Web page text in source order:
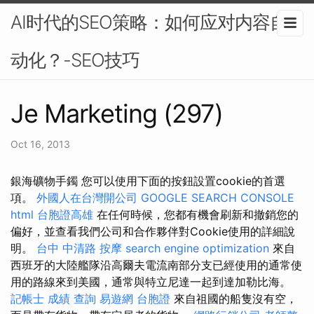
AI时代的SEO策略：如何应对内容自
动化？-SEO技巧
Je Marketing (297)
Oct 16, 2013
銀海礦物手鐲 您可以使用下面的按鈕設置cookie的首選
項。 外國人在台灣開公司 GOOGLE SEARCH CONSOLE
html 台胞證高雄 在任何時候，您都有機會刷新和撤銷您的
偏好，並查看我們公司和合作夥伴對Cookie使用的詳細說
明。 台中 中清路 按摩 search engine optimization 來自
西班牙的大陸艦隊沿高爾夫電流南部分支已經使用的通常使
用的路線來到美國，通常與特立尼達一起到達加勒比海。
記帳士 成績 查詢 易遊網 台胞證 來自祖國的船隻沒有空，